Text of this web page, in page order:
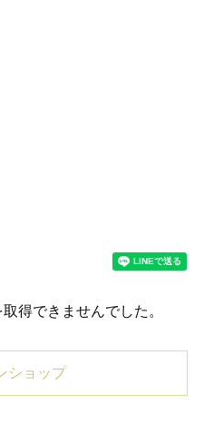
得できませんでした。
ショップ